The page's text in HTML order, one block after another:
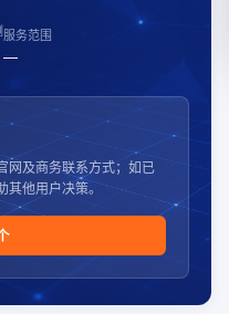
服务范围
—
网及商务联系方式；如已
其他用户决策。